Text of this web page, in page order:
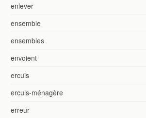
enlever
ensemble
ensembles
envoient
ercuis
ercuis-ménagère
erreur